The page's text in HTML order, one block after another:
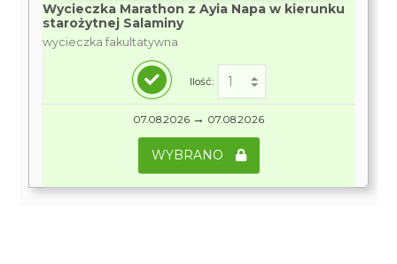
Wycieczka Marathon z Ayia Napa w kierunku
starożytnej Salaminy
wycieczka fakultatywna
Ilość:
07.08.2026 → 07.08.2026
WYBRANO